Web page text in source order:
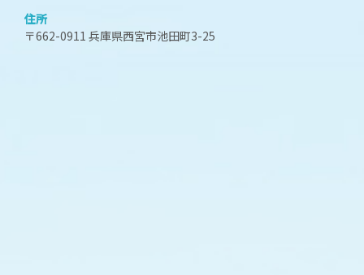
住所
〒662-0911 兵庫県西宮市池田町3-25